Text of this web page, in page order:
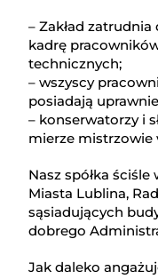
– Zakład
kadrę
technicznych;
– wszyscy
posiadają
– konserwatorzy i
mierze mistrzowie
Nasz spółka ściśle
Miasta Lublina,
sąsiadujących
dobrego
Jak daleko